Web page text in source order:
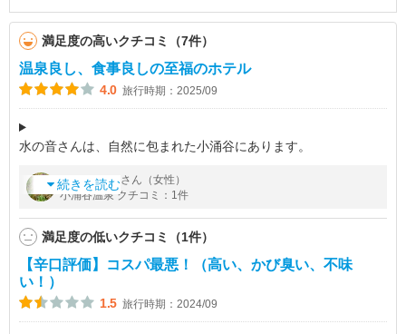
満足度の高いクチコミ（7件）
温泉良し、食事良しの至福のホテル
4.0 旅行時期：2025/09
水の音さんは、自然に包まれた小涌谷にあります。
ラウンジのフリードリンクの種類が豊富です。
お部屋は水花の庄のセミダブルルーム、ゆったりしたソファーが
快
続きを読む
by夏ミカン さん（女性）
小涌谷温泉 クチコミ：1件
満足度の低いクチコミ（1件）
【辛口評価】コスパ最悪！（高い、かび臭い、不味
い！）
1.5 旅行時期：2024/09